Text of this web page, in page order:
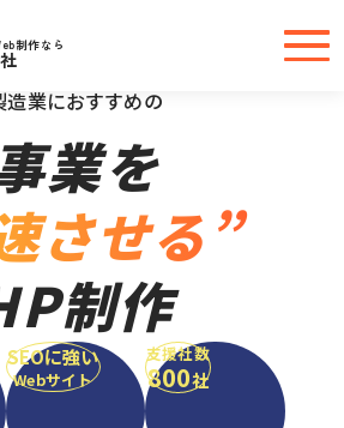
制作なら
わず実績豊富だから安心／
造業におすすめの
業を
させる”
制作
SEOに強い
Webサイト
支援社数
800社